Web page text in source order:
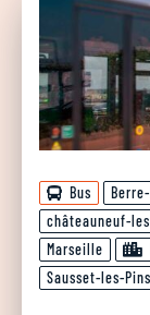
Bus
châteauneuf-
Marseille
Sausset-les-Pins